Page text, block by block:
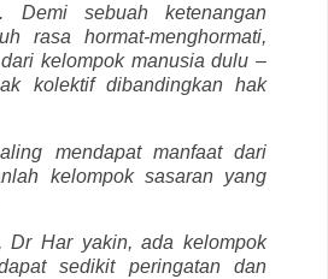
Demi sebuah ketenangan
rasa hormat-menghormati,
kelompok manusia dulu –
kolektif dibandingkan hak
mendapat manfaat dari
kelompok sasaran yang
Dr Har yakin, ada kelompok
sedikit peringatan dan